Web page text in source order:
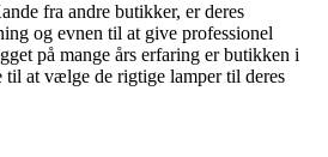
fra andre butikker, er deres
og evnen til at give professionel
på mange års erfaring er butikken i
til at vælge de rigtige lamper til deres